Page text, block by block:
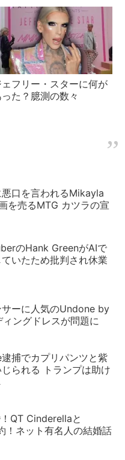
ェフリー・スターに何が
った？臆測の数々
口を言われるMikayla
を売るMTG カツラの宣
のHank GreenがAIで
いたため批判され休業
サーに人気のUndone by
ングドレスが問題に
捕でカプリパンツと紫
られる トランプは助け
QT Cinderellaと
！ネット有名人の結婚話